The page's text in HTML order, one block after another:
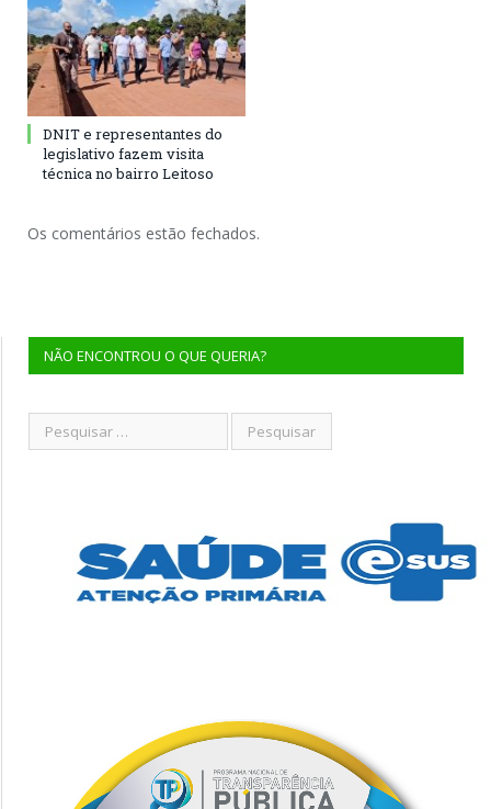
DNIT e representantes do
legislativo fazem visita
técnica no bairro Leitoso
Os comentários estão fechados.
NÃO ENCONTROU O QUE QUERIA?